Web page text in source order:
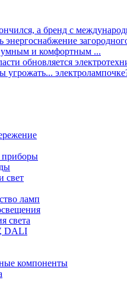
а бренд с
энергоснабжение
и комфортным ...
обновляется
угрожать...
приборы
свет
ламп
света
DALI
компоненты